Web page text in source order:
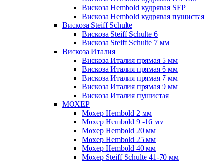
Вискоза Hembold кудрявая SEP
Вискоза Hembold кудрявая пушистая
Вискоза Steiff Schulte
Вискоза Steiff Schulte 6
Вискоза Steiff Schulte 7 мм
Вискоза Италия
Вискоза Италия прямая 5 мм
Вискоза Италия прямая 6 мм
Вискоза Италия прямая 7 мм
Вискоза Италия прямая 9 мм
Вискоза Италия пушистая
МОХЕР
Мохер Hembold 2 мм
Мохер Hembold 9 -16 мм
Мохер Hembold 20 мм
Мохер Hembold 25 мм
Мохер Hembold 40 мм
Мохер Steiff Schulte 41-70 мм